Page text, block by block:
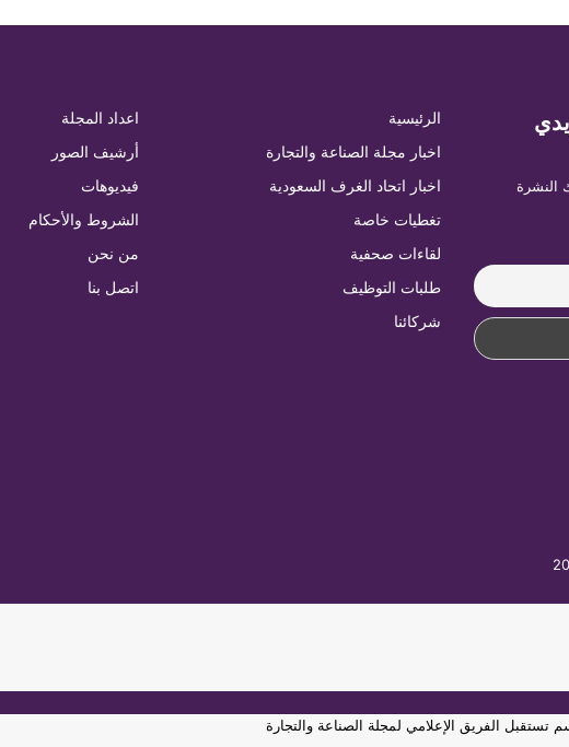
النشرة
الرئيسية
اخبار مجلة الصناعة والتجارة
اخبار اتحاد الغرف السعودية
تغطيات خاصة
لقاءات صحفية
طلبات التوظيف
شركائنا
اعداد المجلة
أرشيف الصور
فيديوهات
الشروط والأحكام
من نحن
اتصل بنا
الفريق الإعلامي لمجلة الصناعة والتجارة